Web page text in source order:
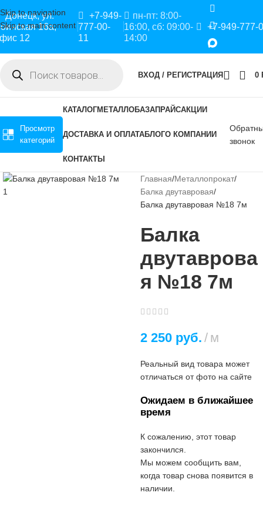
Skip to navigation
Skip to main content
Донецк, ул.
16а,
12
+7-949-
777-00-
11
пн-пт: 8:00-
16:00, сб: 09:00-
14:00
+7-949-777-
ВХОД / РЕГИСТРАЦИЯ 0
Просмотр
категорий
КАТАЛОГМЕТАЛЛОБАЗАПРАЙСАКЦИИ
ДОСТАВКА И ОПЛАТАБЛОГО КОМПАНИИ
КОНТАКТЫ
звонок
Главная Металлопрокат
Балка двутавровая
Балка двутавровая №18 7м
Балка
двутаврова
я №18 7м
2 250руб. м
Реальный вид товара может
отличаться от фото на сайте
Ожидаем в ближайшее
время
К сожалению, этот товар
закончился.
Мы можем сообщить вам,
когда товар снова появится в
наличии.